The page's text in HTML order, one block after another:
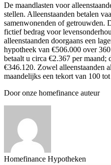
De maandlasten voor
stellen. Alleenstaanden betalen
samenwonenden of getrouwden.
fictief bedrag voor
alleenstaanden doorgaans een
hypotheek van €506.000 over
betaalt u circa €2.367 per maand;
€346.120. Zowel alleenstaanden
maandelijks een tekort van 100
Door onze homefinance auteur
Homefinance Hypotheken